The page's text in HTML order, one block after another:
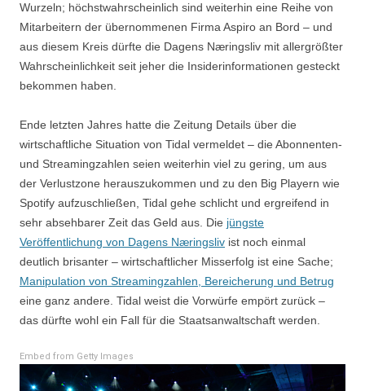
Wurzeln; höchstwahrscheinlich sind weiterhin eine Reihe von
Mitarbeitern der übernommenen Firma Aspiro an Bord – und
aus diesem Kreis dürfte die Dagens Næringsliv mit allergrößter
Wahrscheinlichkeit seit jeher die Insiderinformationen gesteckt
bekommen haben.
Ende letzten Jahres hatte die Zeitung Details über die
wirtschaftliche Situation von Tidal vermeldet – die Abonnenten-
und Streamingzahlen seien weiterhin viel zu gering, um aus
der Verlustzone herauszukommen und zu den Big Playern wie
Spotify aufzuschließen, Tidal gehe schlicht und ergreifend in
sehr absehbarer Zeit das Geld aus. Die jüngste
Veröffentlichung von Dagens Næringsliv ist noch einmal
deutlich brisanter – wirtschaftlicher Misserfolg ist eine Sache;
Manipulation von Streamingzahlen, Bereicherung und Betrug
eine ganz andere. Tidal weist die Vorwürfe empört zurück –
das dürfte wohl ein Fall für die Staatsanwaltschaft werden.
Embed from Getty Images